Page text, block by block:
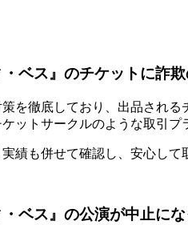
ベス』のチケットに詐
を徹底しており、出品され
ットサークルのような取引プ
績も併せて確認し、安心して
ベス』の公演が中止に